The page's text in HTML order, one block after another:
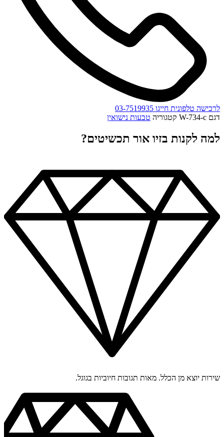
לרכישה טלפונית חייגו 03-7519935
דגם W-734-c קטגוריה טבעות נישואין
למה לקנות בזיו אור תכשיטים?
שירות יוצא מן הכלל. מאות תגובות חיוביות בגוגל.